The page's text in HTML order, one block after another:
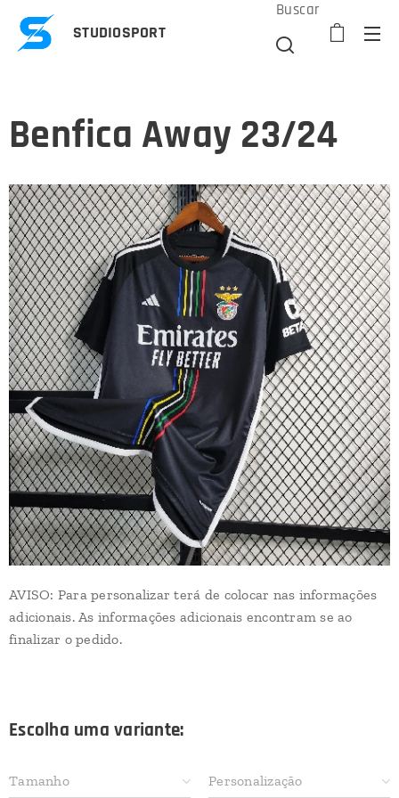
STUDIOSPORT
Buscar
Benfica Away 23/24
AVISO: Para personalizar terá de colocar nas informações
adicionais. As informações adicionais encontram se ao
finalizar o pedido.
Escolha uma variante:
Tamanho Personalização